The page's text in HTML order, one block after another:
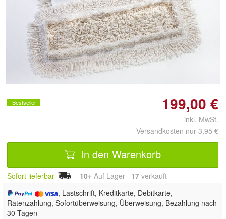
Doppelt antippen zum
vergrößern
Bestseller 199,00 €
inkl. MwSt.
Versandkosten nur 3,95 €
In den Warenkorb
Sofort lieferbar 10+ Auf Lager 17 verkauft
, Lastschrift, Kreditkarte, Debitkarte,
Ratenzahlung, Sofortüberweisung, Überweisung, Bezahlung nach
30 Tagen